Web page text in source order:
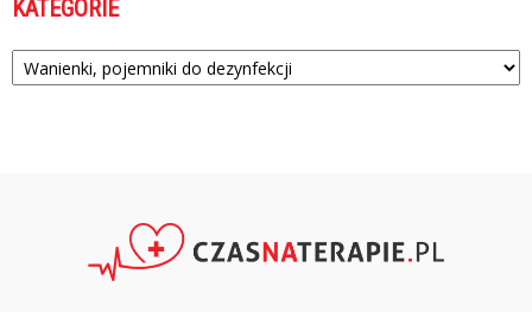
KATEGORIE
Kategorie